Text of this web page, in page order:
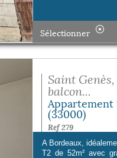
Sélectionner
Saint
balcon...
Appartement
(33000)
Ref 279
A Bordeaux,
T2 de 52m² avec